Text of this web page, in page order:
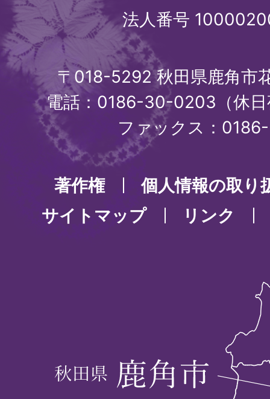
法人番号
〒018-5292 秋田県鹿角市
電話：0186-30-0203（休
ファックス：
著作権
個人情報の取り
サイトマップ
リンク